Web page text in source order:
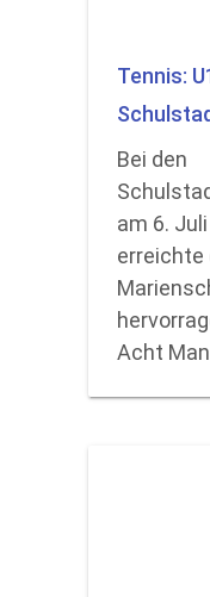
Tennis:
Bei den
am 6.
erreichte
Acht